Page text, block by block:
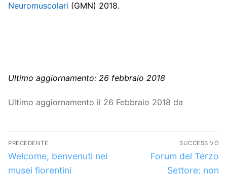
Neuromuscolari (GMN) 2018.
Ultimo aggiornamento: 26 febbraio 2018
Ultimo aggiornamento il 26 Febbraio 2018 da
Navigazione
articoli
PRECEDENTE
Articolo
precedente:
Welcome, benvenuti nei
musei fiorentini
SUCCESSIVO
Articolo
successivo:
Forum del Terzo
Settore: non